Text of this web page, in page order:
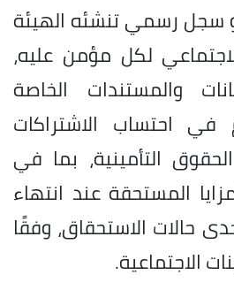
سجل رسمي تنشئه الهيئة
لكل مؤمن عليه،
والمستندات الخاصة
في احتساب الاشتراكات
الحقوق التأمينية، بما في
المستحقة عند انتهاء
حالات الاستحقاق، وفقًا
الاجتماعية.